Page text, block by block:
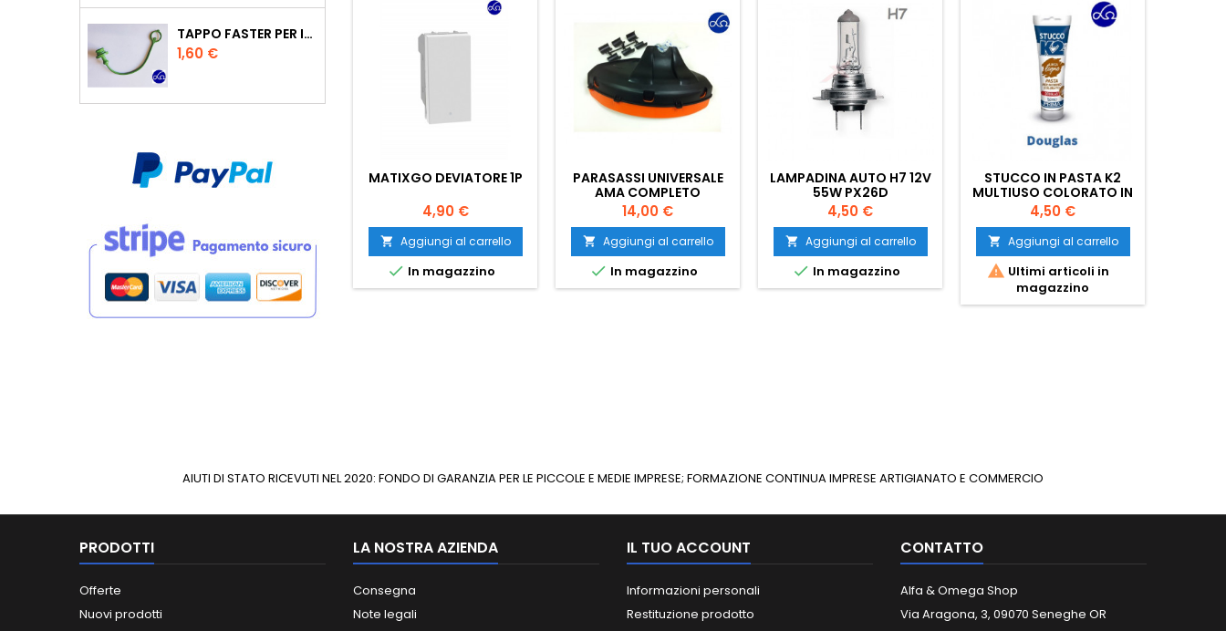
TAPPO FASTER PER INNESTO RAPIDO FEMMINA DA 1/2" COLORE VERDE
Prezzo
1,60 €
MATIXGO DEVIATORE 1P
Prezzo
4,90 €
 Aggiungi al carrello
 In magazzino
PARASASSI UNIVERSALE
AMA COMPLETO
Prezzo
14,00 €
 Aggiungi al carrello
 In magazzino
LAMPADINA AUTO H7 12V
55W PX26D
Prezzo
4,50 €
 Aggiungi al carrello
 In magazzino
STUCCO IN PASTA K2
MULTIUSO COLORATO IN
TUBETTO ML.150
DOUGLAS
Prezzo
4,50 €
 Aggiungi al carrello
 Ultimi articoli in
magazzino
AIUTI DI STATO RICEVUTI NEL 2020: FONDO DI GARANZIA PER LE PICCOLE E MEDIE IMPRESE; FORMAZIONE CONTINUA IMPRESE ARTIGIANATO E COMMERCIO
PRODOTTI
Offerte
Nuovi prodotti
LA NOSTRA AZIENDA
Consegna
Note legali
IL TUO ACCOUNT
Informazioni personali
Restituzione prodotto
CONTATTO
Alfa & Omega Shop
Via Aragona, 3, 09070 Seneghe OR